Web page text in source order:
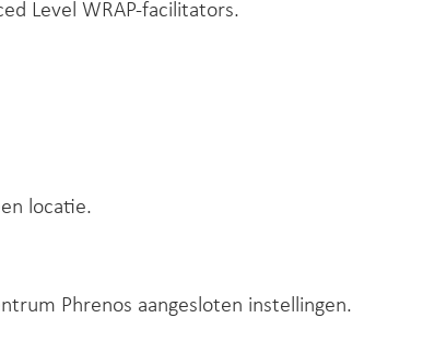
Level WRAP-facilitators.
locatie.
Phrenos aangesloten instellingen.